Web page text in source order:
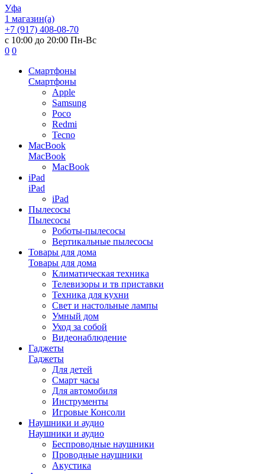
Уфа
1 магазин(а)
+7 (917) 408-08-70
с 10:00 до 20:00 Пн-Вс
0 0
Смартфоны
Смартфоны
Apple
Samsung
Poco
Redmi
Tecno
MacBook
MacBook
MacBook
iPad
iPad
iPad
Пылесосы
Пылесосы
Роботы-пылесосы
Вертикальные пылесосы
Товары для дома
Товары для дома
Климатическая техника
Телевизоры и тв приставки
Техника для кухни
Свет и настольные лампы
Умный дом
Уход за собой
Видеонаблюдение
Гаджеты
Гаджеты
Для детей
Смарт часы
Для автомобиля
Инструменты
Игровые Консоли
Наушники и аудио
Наушники и аудио
Беспроводные наушники
Проводные наушники
Акустика